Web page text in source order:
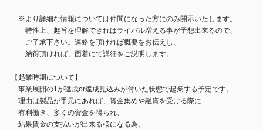
※より詳細な情報については仲間になった方にのみ開示いたします。
特性上、趣旨を理解できればライバル増える事が予想出来るので、
ご了承下さい。連絡を頂ければ概要をお伝えし、
納得頂ければ、面着にて詳細をご説明します。
【起業時期について】
事業展開の1が達成or達成見込みが付いた状態で起業する予定です。
理由は製品が手元にあれば、資金集めや融資を受ける際に
有利働き、多くの資金を得られ、
結果賃金の支払いが出来る様になる為。